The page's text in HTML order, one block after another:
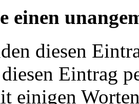
einen
diesen
Eintrag
einigen